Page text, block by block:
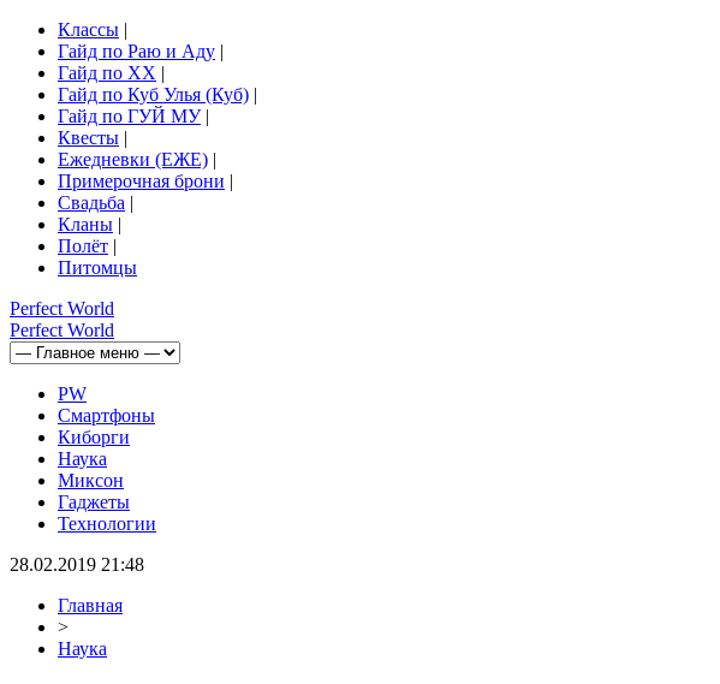
Классы |
Гайд по Раю и Аду |
Гайд по ХХ |
Гайд по Куб Улья (Куб) |
Гайд по ГУЙ МУ|
Квесты |
Ежедневки (ЕЖЕ) |
Примерочная брони |
Свадьба |
Кланы |
Полёт |
Питомцы
Perfect World
Perfect World
PW
Смартфоны
Киборги
Наука
Миксон
Гаджеты
Технологии
28.02.2019 21:48
Главная
>
Наука